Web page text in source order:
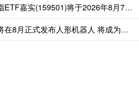
如何申请杠杆炒股 纳指ETF嘉实(159501)将于2026年8月7日开市起停牌,自10:30起复牌，停牌期间赎回业务照常办理
股票配资理财 比亚迪将在8月正式发布人形机器人 将成为门店销售？